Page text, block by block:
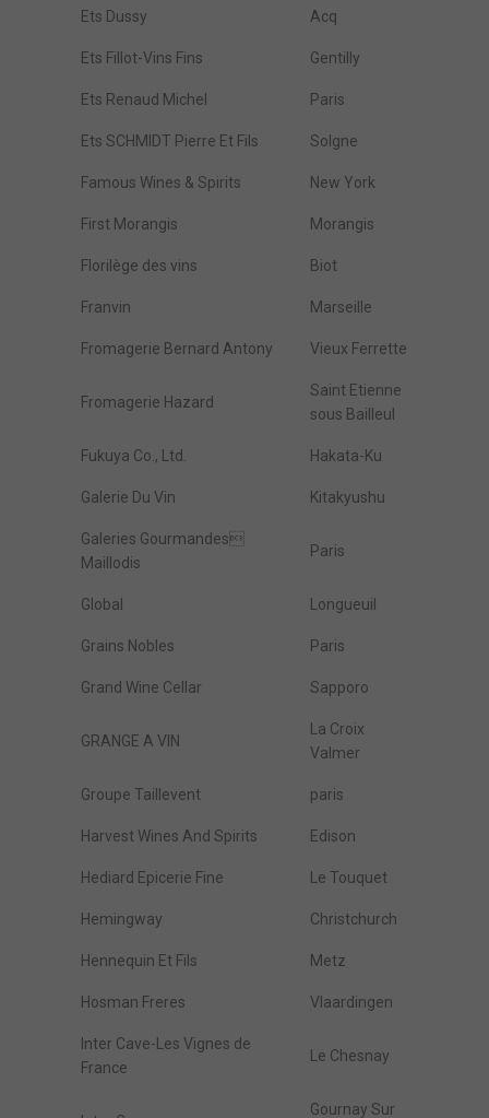
Ets Dussy Acq
Ets Fillot-Vins Fins Gentilly
Ets Renaud Michel Paris
Ets SCHMIDT Pierre Et Fils Solgne
Famous Wines & Spirits New York
First Morangis Morangis
Florilège des vins Biot
Franvin Marseille
Fromagerie Bernard Antony Vieux Ferrette
Fromagerie Hazard
Saint Etienne
sous Bailleul
Fukuya Co., Ltd. Hakata-Ku
Galerie Du Vin Kitakyushu
Galeries Gourmandes
Maillodis
Paris
Global Longueuil
Grains Nobles Paris
Grand Wine Cellar Sapporo
GRANGE A VIN
La Croix
Valmer
Groupe Taillevent paris
Harvest Wines And Spirits Edison
Hediard Epicerie Fine Le Touquet
Hemingway Christchurch
Hennequin Et Fils Metz
Hosman Freres Vlaardingen
Inter Cave-Les Vignes de
France
Le Chesnay
Gournay Sur